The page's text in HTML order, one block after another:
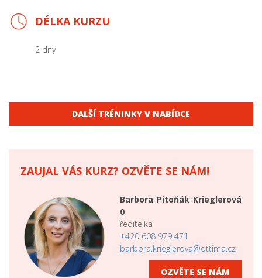
DÉLKA KURZU
2 dny
DALŠÍ TRÉNINKY V NABÍDCE
ZAUJAL VÁS KURZ? OZVĚTE SE NÁM!
Barbora Pitoňák Krieglerová
0
ředitelka
+420 608 979 471
barbora.krieglerova@ottima.cz
OZVĚTE SE NÁM